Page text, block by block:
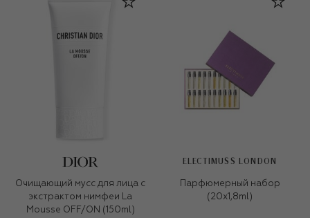
Очищающий мусс для лица с
экстрактом нимфеи La
Mousse OFF/ON (150ml)
ELECTIMUSS LONDON
Парфюмерный набор
(20x1,8ml)